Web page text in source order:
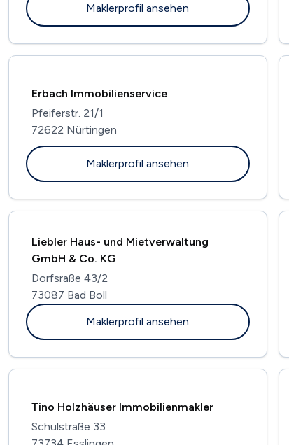
Maklerprofil ansehen
Erbach Immobilienservice
Pfeiferstr. 21/1
72622 Nürtingen
Maklerprofil ansehen
Liebler Haus- und Mietverwaltung
GmbH & Co. KG
Dorfsraße 43/2
73087 Bad Boll
Maklerprofil ansehen
Tino Holzhäuser Immobilienmakler
Schulstraße 33